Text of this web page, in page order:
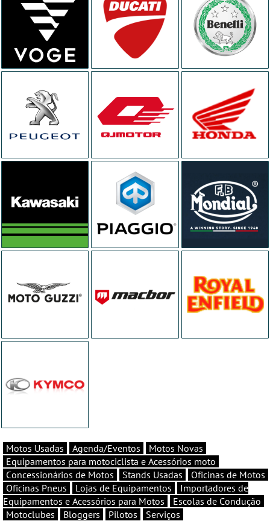
Motos Usadas Agenda/Eventos
Motos Novas
Equipamentos para motociclista e Acessórios moto
Concessionários de Motos
Stands Usadas
Oficinas de Motos
Oficinas Pneus
Lojas de Equipamentos
Importadores de
Equipamentos e Acessórios para Motos
Escolas de Condução
Motoclubes
Bloggers Pilotos Serviços